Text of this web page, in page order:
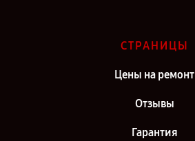
СТРАНИЦЫ
Цены на ремонт
Отзывы
Гарантия